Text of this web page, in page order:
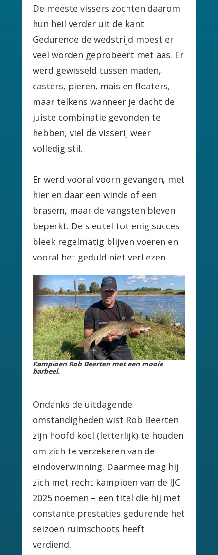
De meeste vissers zochten daarom
hun heil verder uit de kant.
Gedurende de wedstrijd moest er
veel worden geprobeert met aas. Er
werd gewisseld tussen maden,
casters, pieren, mais en floaters,
maar telkens wanneer je dacht de
juiste combinatie gevonden te
hebben, viel de visserij weer
volledig stil.
Er werd vooral voorn gevangen, met
hier en daar een winde of een
brasem, maar de vangsten bleven
beperkt. De sleutel tot enig succes
bleek regelmatig blijven voeren en
vooral het geduld niet verliezen.
Kampioen Rob Beerten met een mooie
barbeel.
Ondanks de uitdagende
omstandigheden wist Rob Beerten
zijn hoofd koel (letterlijk) te houden
om zich te verzekeren van de
eindoverwinning. Daarmee mag hij
zich met recht kampioen van de IJC
2025 noemen – een titel die hij met
constante prestaties gedurende het
seizoen ruimschoots heeft
verdiend.